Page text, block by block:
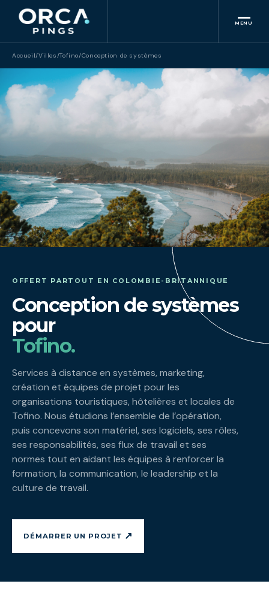
MENU
Accueil/Villes/Tofino/Conception de systèmes
OFFERT PARTOUT EN COLOMBIE-BRITANNIQUE
Conception de systèmes
pour
Tofino.
Services à distance en systèmes, marketing,
création et équipes de projet pour les
organisations touristiques, hôtelières et locales de
Tofino. Nous étudions l’ensemble de l’opération,
puis concevons son matériel, ses logiciels, ses rôles,
ses responsabilités, ses flux de travail et ses
normes tout en aidant les équipes à renforcer la
formation, la communication, le leadership et la
culture de travail.
DÉMARRER UN PROJET ↗